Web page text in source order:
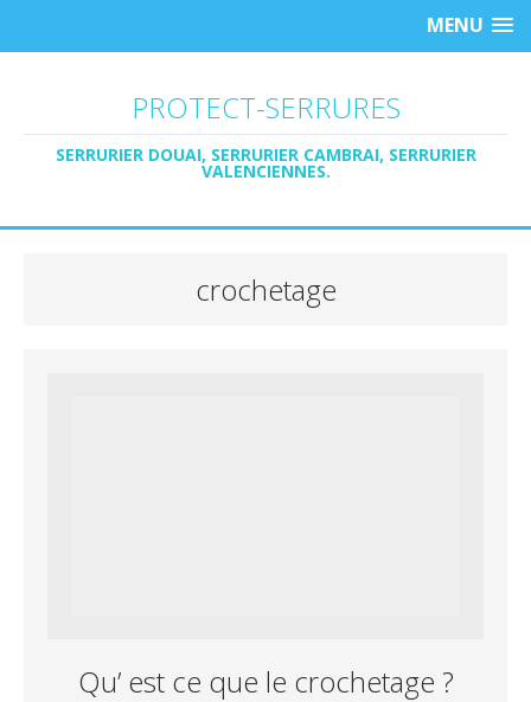
MENU
PROTECT-SERRURES
SERRURIER DOUAI, SERRURIER CAMBRAI, SERRURIER
VALENCIENNES.
crochetage
Qu’ est ce que le crochetage ?